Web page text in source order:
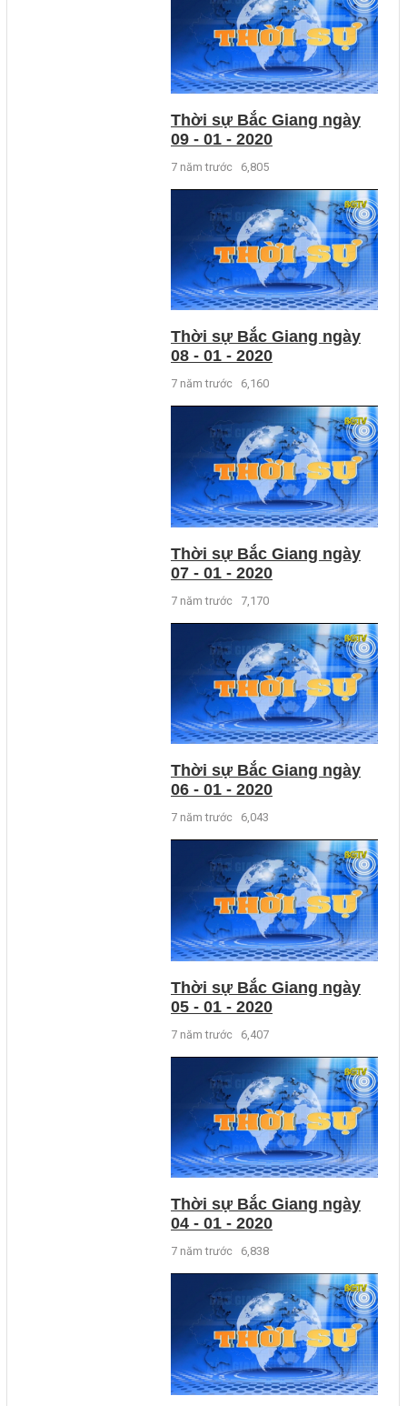
Thời sự Bắc Giang ngày
09 - 01 - 2020
7 năm trước 6,805
Thời sự Bắc Giang ngày
08 - 01 - 2020
7 năm trước 6,160
Thời sự Bắc Giang ngày
07 - 01 - 2020
7 năm trước 7,170
Thời sự Bắc Giang ngày
06 - 01 - 2020
7 năm trước 6,043
Thời sự Bắc Giang ngày
05 - 01 - 2020
7 năm trước 6,407
Thời sự Bắc Giang ngày
04 - 01 - 2020
7 năm trước 6,838